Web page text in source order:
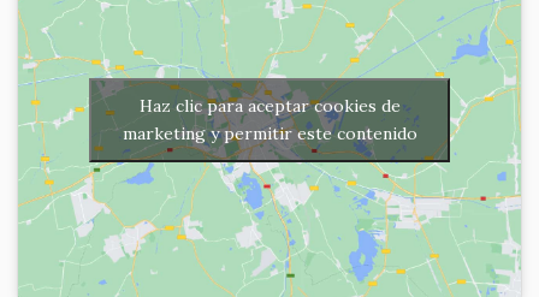
Haz clic para aceptar cookies de
marketing y permitir este contenido